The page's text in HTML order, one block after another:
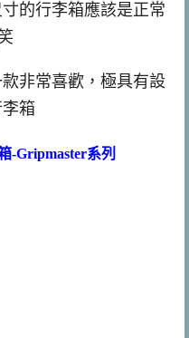
的行李箱應該是正常
非常喜歡，極具有設
箱
-Gripmaster系列